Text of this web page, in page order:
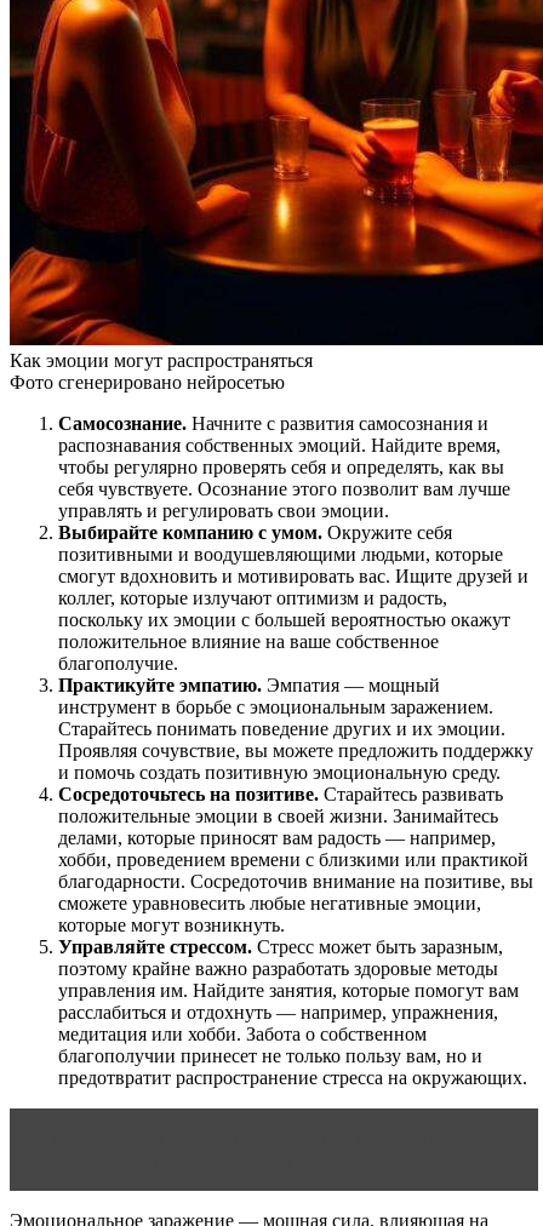
Как эмоции могут распространяться
Фото сгенерировано нейросетью
Самосознание. Начните с развития самосознания и
распознавания собственных эмоций. Найдите время,
чтобы регулярно проверять себя и определять, как вы
себя чувствуете. Осознание этого позволит вам лучше
управлять и регулировать свои эмоции.
Выбирайте компанию с умом. Окружите себя
позитивными и воодушевляющими людьми, которые
смогут вдохновить и мотивировать вас. Ищите друзей и
коллег, которые излучают оптимизм и радость,
поскольку их эмоции с большей вероятностью окажут
положительное влияние на ваше собственное
благополучие.
Практикуйте эмпатию. Эмпатия — мощный
инструмент в борьбе с эмоциональным заражением.
Старайтесь понимать поведение других и их эмоции.
Проявляя сочувствие, вы можете предложить поддержку
и помочь создать позитивную эмоциональную среду.
Сосредоточьтесь на позитиве. Старайтесь развивать
положительные эмоции в своей жизни. Занимайтесь
делами, которые приносят вам радость — например,
хобби, проведением времени с близкими или практикой
благодарности. Сосредоточив внимание на позитиве, вы
сможете уравновесить любые негативные эмоции,
которые могут возникнуть.
Управляйте стрессом. Стресс может быть заразным,
поэтому крайне важно разработать здоровые методы
управления им. Найдите занятия, которые помогут вам
расслабиться и отдохнуть — например, упражнения,
медитация или хобби. Забота о собственном
благополучии принесет не только пользу вам, но и
предотвратит распространение стресса на окружающих.
Эмоциональное заражение — мощная сила, влияющая на